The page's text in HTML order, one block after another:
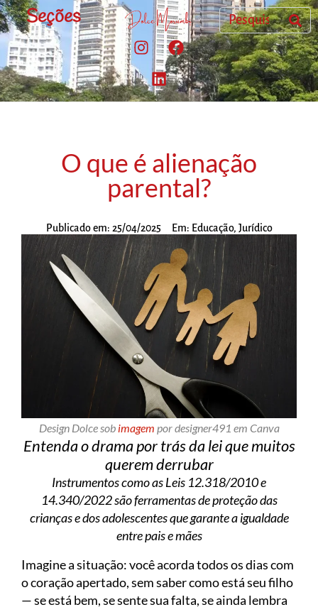
Seções
O que é alienação
parental?
Publicado em: 25/04/2025 Em: Educação, Jurídico
Design Dolce sob imagem por designer491 em Canva
Entenda o drama por trás da lei que muitos
querem derrubar
Instrumentos como as Leis 12.318/2010 e
14.340/2022 são ferramentas de proteção das
crianças e dos adolescentes que garante a igualdade
entre pais e mães
Imagine a situação: você acorda todos os dias com
o coração apertado, sem saber como está seu filho
— se está bem, se sente sua falta, se ainda lembra